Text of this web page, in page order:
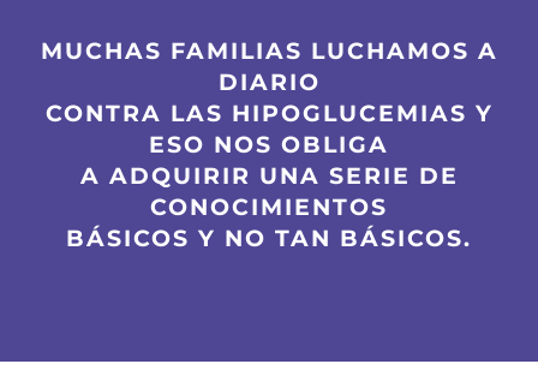
MUCHAS FAMILIAS LUCHAMOS A
DIARIO
CONTRA LAS HIPOGLUCEMIAS Y
ESO NOS OBLIGA
A ADQUIRIR UNA SERIE DE
CONOCIMIENTOS
BÁSICOS Y NO TAN BÁSICOS.